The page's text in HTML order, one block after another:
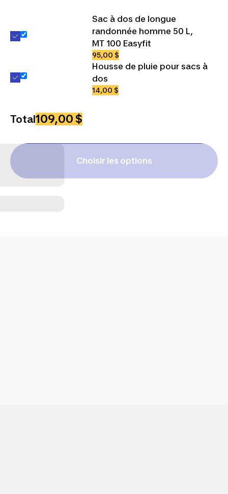
Sac à dos de longue
randonnée homme 50 L,
MT 100 Easyfit
95,00 $
Housse de pluie pour sacs à
dos
14,00 $
Total109,00 $
Choisir les options